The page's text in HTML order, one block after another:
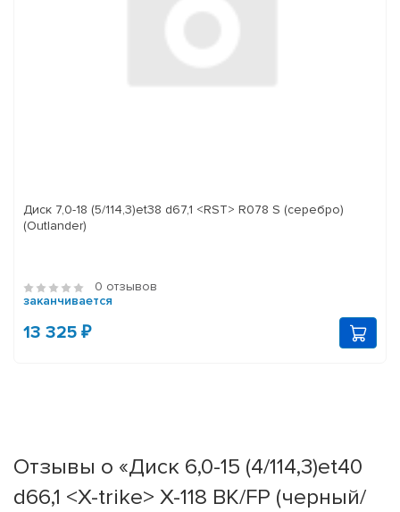
Диск 7,0-18 (5/114,3)et38 d67,1 <RST> R078 S (серебро)
(Outlander)
0 отзывов
заканчивается
13 325 ₽
Отзывы о «Диск 6,0-15 (4/114,3)et40
d66,1 <X-trike> X-118 BK/FP (черный/